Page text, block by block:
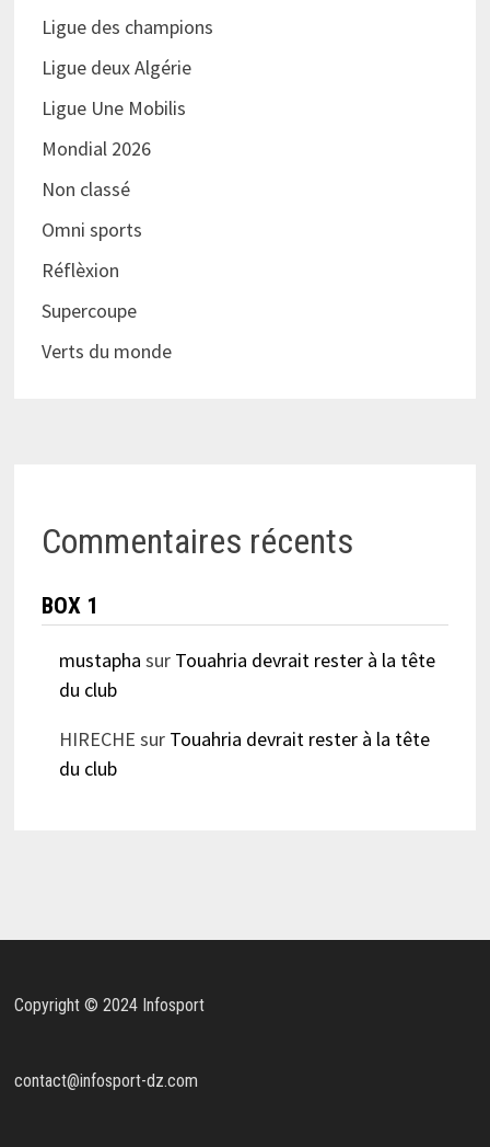
Ligue des champions
Ligue deux Algérie
Ligue Une Mobilis
Mondial 2026
Non classé
Omni sports
Réflèxion
Supercoupe
Verts du monde
Commentaires récents
BOX 1
mustapha sur Touahria devrait rester à la tête
du club
HIRECHE sur Touahria devrait rester à la tête
du club
Copyright © 2024 Infosport
contact@infosport-dz.com